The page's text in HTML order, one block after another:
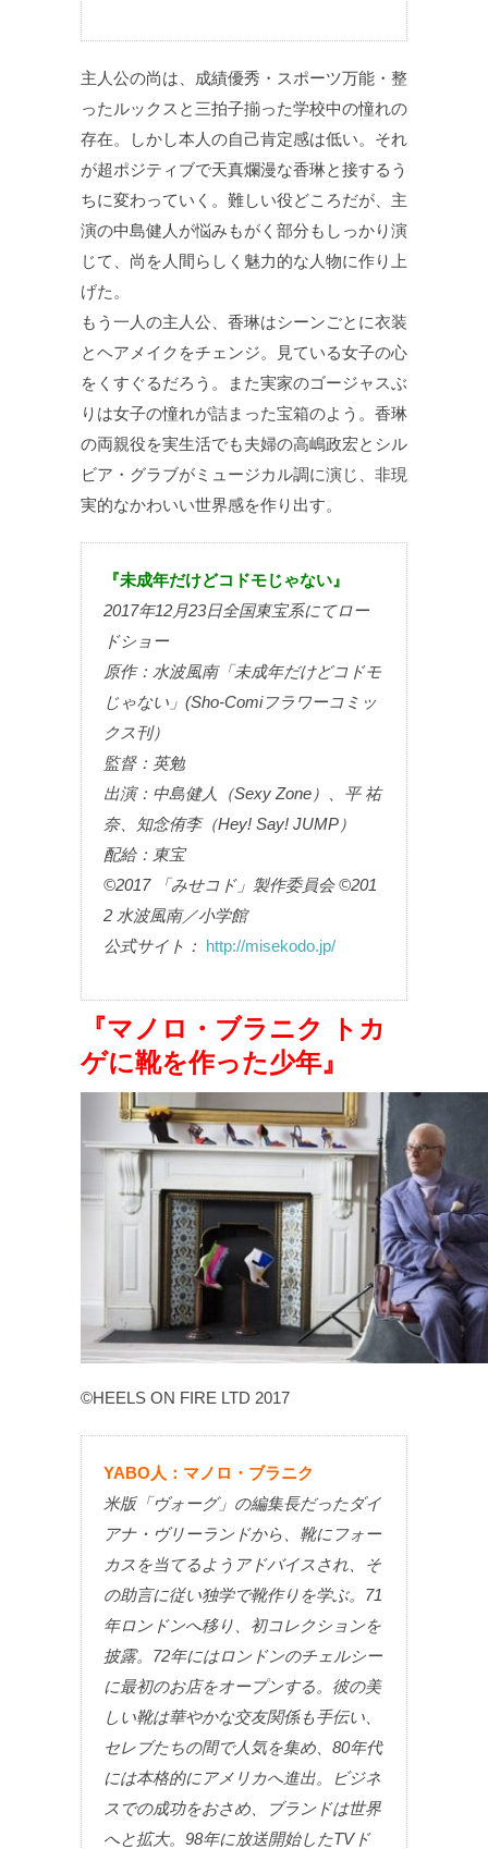
主人公の尚は、成績優秀・スポーツ万能・整
ったルックスと三拍子揃った学校中の憧れの
存在。しかし本人の自己肯定感は低い。それ
が超ポジティブで天真爛漫な香琳と接するう
ちに変わっていく。難しい役どころだが、主
演の中島健人が悩みもがく部分もしっかり演
じて、尚を人間らしく魅力的な人物に作り上
げた。
もう一人の主人公、香琳はシーンごとに衣装
とヘアメイクをチェンジ。見ている女子の心
をくすぐるだろう。また実家のゴージャスぶ
りは女子の憧れが詰まった宝箱のよう。香琳
の両親役を実生活でも夫婦の高嶋政宏とシル
ビア・グラブがミュージカル調に演じ、非現
実的なかわいい世界感を作り出す。
『未成年だけどコドモじゃない』
2017年12月23日全国東宝系にてロー
ドショー
原作：水波風南「未成年だけどコドモ
じゃない」(Sho-Comiフラワーコミッ
クス刊）
監督：英勉
出演：中島健人（Sexy Zone）、平 祐
奈、知念侑李（Hey! Say! JUMP）
配給：東宝
©2017 「みせコド」製作委員会 ©201
2 水波風南／小学館
公式サイト： http://misekodo.jp/
『マノロ・ブラニク トカ
ゲに靴を作った少年』
©HEELS ON FIRE LTD 2017
YABO人：マノロ・ブラニク
米版「ヴォーグ」の編集長だったダイ
アナ・ヴリーランドから、靴にフォー
カスを当てるようアドバイスされ、そ
の助言に従い独学で靴作りを学ぶ。71
年ロンドンへ移り、初コレクションを
披露。72年にはロンドンのチェルシー
に最初のお店をオープンする。彼の美
しい靴は華やかな交友関係も手伝い、
セレブたちの間で人気を集め、80年代
には本格的にアメリカへ進出。ビジネ
スでの成功をおさめ、ブランドは世界
へと拡大。98年に放送開始したTVド